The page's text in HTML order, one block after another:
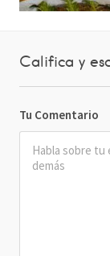
Califica y
Tu Comentario